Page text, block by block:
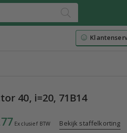
40, i=20, 71B14
Exclusief BTW Bekijk staffelkorting